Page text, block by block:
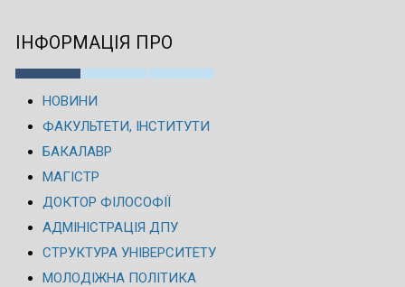
ІНФОРМАЦІЯ ПРО
НОВИНИ
ФАКУЛЬТЕТИ, ІНСТИТУТИ
БАКАЛАВР
МАГІСТР
ДОКТОР ФІЛОСОФІЇ
АДМІНІСТРАЦІЯ ДПУ
СТРУКТУРА УНІВЕРСИТЕТУ
МОЛОДІЖНА ПОЛІТИКА